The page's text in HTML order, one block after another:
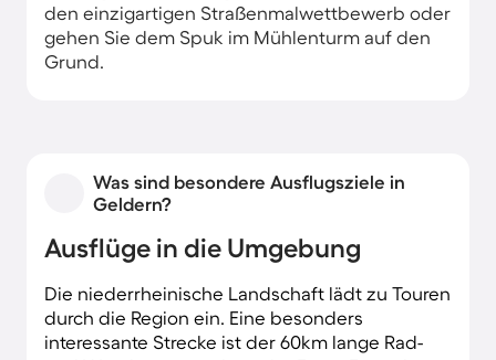
den einzigartigen Straßenmalwettbewerb oder
gehen Sie dem Spuk im Mühlenturm auf den
Grund.
Was sind besondere Ausflugsziele in
Geldern?
Ausflüge in die Umgebung
Die niederrheinische Landschaft lädt zu Touren
durch die Region ein. Eine besonders
interessante Strecke ist der 60km lange Rad-